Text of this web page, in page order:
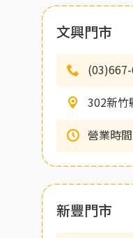
文興門市
302新竹
營業時
新豐門市